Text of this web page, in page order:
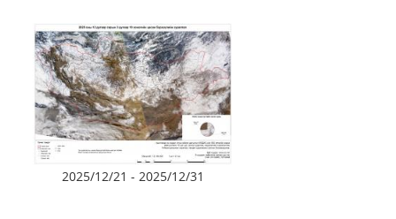
2025/12/21 - 2025/12/31